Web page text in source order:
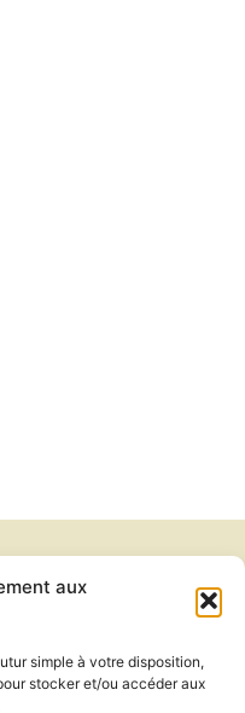
aux
simple à votre disposition,
stocker et/ou accéder aux
de vente